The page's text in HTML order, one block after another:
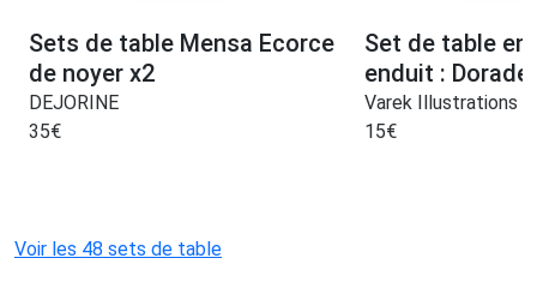
Sets de table Mensa Ecorce
de noyer x2
DEJORINE
35€
Set de table
enduit : Dorade
Varek Illustrations
15€
Voir les 48 sets de table